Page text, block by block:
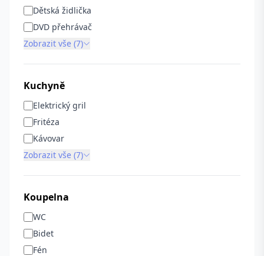
Dětská židlička
DVD přehrávač
Zobrazit vše (7)
Kuchyně
Elektrický gril
Fritéza
Kávovar
Zobrazit vše (7)
Koupelna
WC
Bidet
Fén